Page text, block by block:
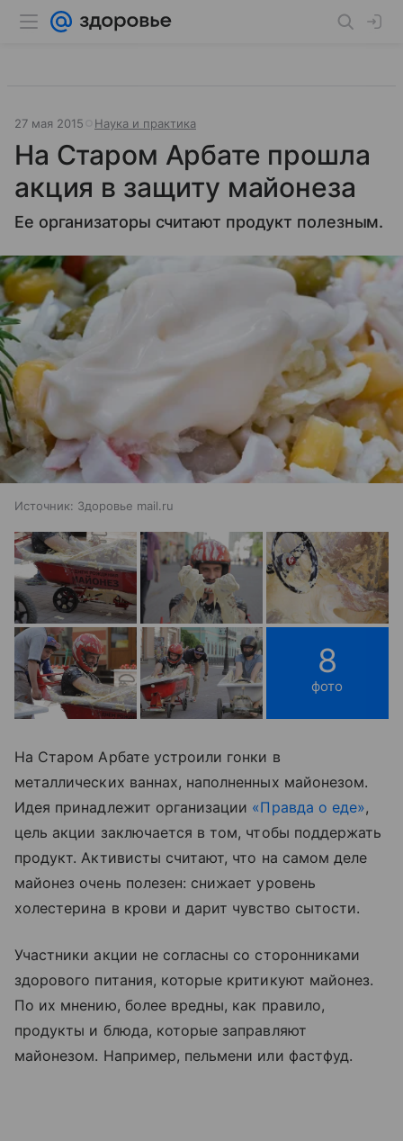
27 мая 2015 Наука и практика
На Старом Арбате прошла
акция в защиту майонеза
Ее организаторы считают продукт полезным.
Источник: Здоровье mail.ru
8
фото
На Старом Арбате устроили гонки в
металлических ваннах, наполненных майонезом.
Идея принадлежит организации «Правда о еде»,
цель акции заключается в том, чтобы поддержать
продукт. Активисты считают, что на самом деле
майонез очень полезен: снижает уровень
холестерина в крови и дарит чувство сытости.
Участники акции не согласны со сторонниками
здорового питания, которые критикуют майонез.
По их мнению, более вредны, как правило,
продукты и блюда, которые заправляют
майонезом. Например, пельмени или фастфуд.